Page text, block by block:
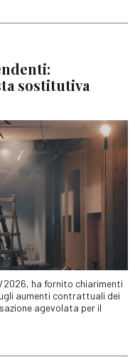
sostitutiva
2026, ha fornito chiarimenti
aumenti contrattuali dei
agevolata per il